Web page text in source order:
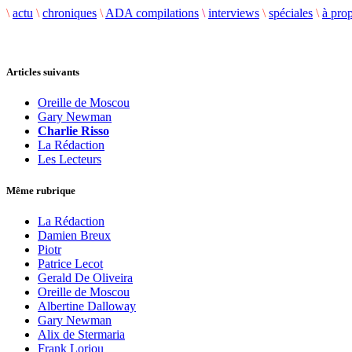
\ actu \ chroniques \ ADA compilations \ interviews \ spéciales \ à
Articles suivants
Oreille de Moscou
Gary Newman
Charlie Risso
La Rédaction
Les Lecteurs
Même rubrique
La Rédaction
Damien Breux
Piotr
Patrice Lecot
Gerald De Oliveira
Oreille de Moscou
Albertine Dalloway
Gary Newman
Alix de Stermaria
Frank Loriou